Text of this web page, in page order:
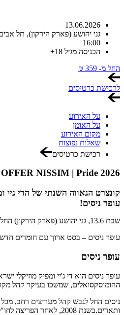
13.06.2026
גני יהושע (פארק הירקון), תל אביב
16:00
הכניסה מגיל 18+
החל מ- 359
₪
לרכישת כרטיסים
על האירוע
על האומן
מקום האירוע
שאלות נפוצות
רכישת כרטיסים
OFFER NISSIM | Pride 2026
קונצרט הגאווה השנתי של הדי גיי
עופר ניסים!
שבת 13.6, גני יהושע (פארק הירקון) החל מ 16:00 אחה”צ ואל תוך הלילה, תחת כיפת השמיים.
עופר ניסים – בסט ארוך עם חומרים
עופר ניסים
ההומוסקסואלים, שמשכו בעיקר קהל
ניסים החל לגבש קהל מעריצים רחב,
ותארים.בשנת 2008, לאחר הפריצה לחו"ל נבחר עופר ניסים למקום ה-29 המכובד בדירוג 100 התקליטנים הטובים בעולם לפי דירוג די ג'יי מאג הבריטי.